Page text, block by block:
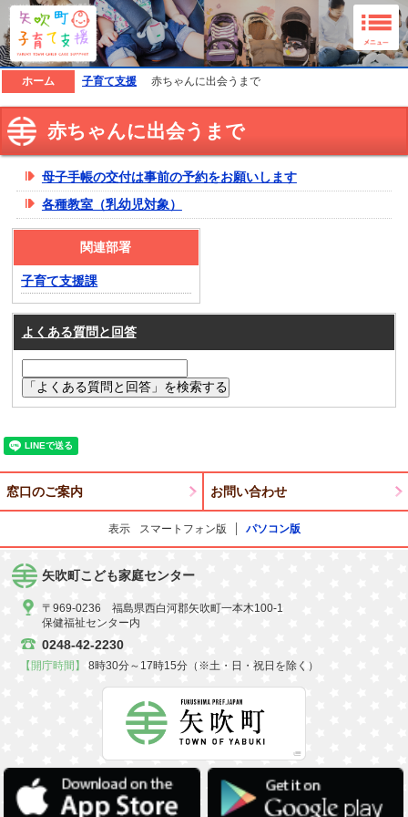
矢吹町子育て支援ホームページ
ホーム 子育て支援 赤ちゃんに出会うまで
赤ちゃんに出会うまで
母子手帳の交付は事前の予約をお願いします
各種教室（乳幼児対象）
関連部署
子育て支援課
よくある質問と回答
窓口のご案内 お問い合わせ
表示 スマートフォン版 パソコン版
矢吹町こども家庭センター
〒969-0236 福島県西白河郡矢吹町一本木100-1
保健福祉センター内
0248-42-2230
【開庁時間】 8時30分～17時15分（※土・日・祝日を除く）